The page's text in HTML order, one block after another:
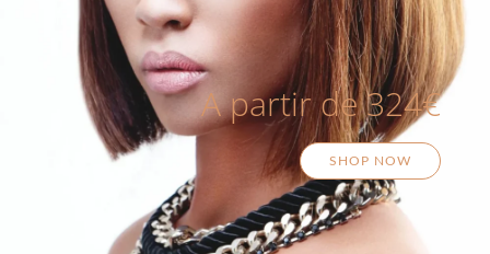
A partir de 324€
SHOP NOW